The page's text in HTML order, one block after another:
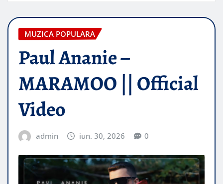
MUZICA POPULARA
Paul Ananie –
MARAMOO || Official
Video
admin iun. 30, 2026 0